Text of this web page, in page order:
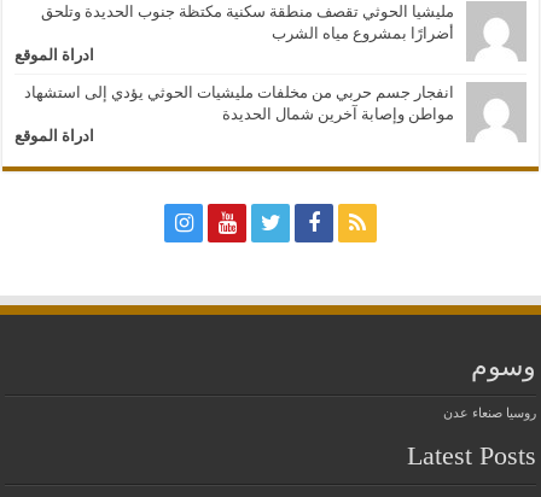
مليشيا الحوثي تقصف منطقة سكنية مكتظة جنوب الحديدة وتلحق
أضرارًا بمشروع مياه الشرب
ادراة الموقع
انفجار جسم حربي من مخلفات مليشيات الحوثي يؤدي إلى استشهاد
مواطن وإصابة آخرين شمال الحديدة
ادراة الموقع
وسوم
روسيا صنعاء عدن
Latest Posts